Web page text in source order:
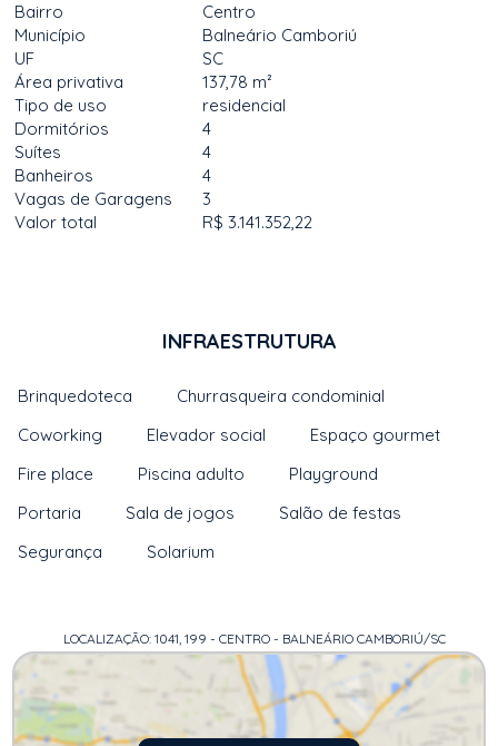
Bairro
Centro
Município
Balneário Camboriú
UF
SC
Área privativa
137,78 m²
Tipo de uso
residencial
Dormitórios
4
Suítes
4
Banheiros
4
Vagas de Garagens
3
Valor total
R$ 3.141.352,22
INFRAESTRUTURA
Brinquedoteca
Churrasqueira condominial
Coworking
Elevador social
Espaço gourmet
Fire place
Piscina adulto
Playground
Portaria
Sala de jogos
Salão de festas
Segurança
Solarium
LOCALIZAÇÃO: 1041, 199 - CENTRO - BALNEÁRIO CAMBORIÚ/SC